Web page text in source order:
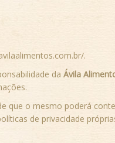
.
da Ávila
que o mesmo poderá
de privacidade